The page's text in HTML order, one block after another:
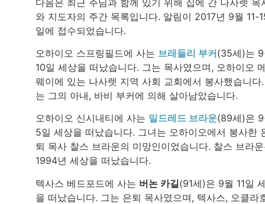
와 지도자의 주간 목록입니다. 알림이 2017년 9월 11-
일에 접수되었습니다.
오하이오 스프링필드에 사는 브래들리 부커(35세)는
10일 세상을 떠났습니다. 그는 목사였으며, 오하이오
웨이에 있는 나사렛 지역 사회 교회에서 봉사했습니다
는 그의 아내, 바비 부커에 의해 살아남았습니다.
오하이오 신시내티에 사는 밀드레드 브라운(89세)은
5일 세상을 떠났습니다. 그녀는 오하이오에서 봉사한
퇴 목사 찰스 브라운의 미망인이었습니다. 찰스 브라
1994년 세상을 떠났습니다.
텍사스 베드포드에 사는 버논 카길(91세)은 9월 11일
을 떠났습니다. 그는 은퇴 목사였으며, 텍사스, 오클라